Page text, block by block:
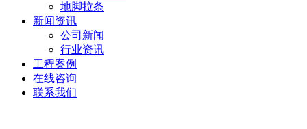
地脚拉条
新闻资讯
公司新闻
行业资讯
工程案例
在线咨询
联系我们